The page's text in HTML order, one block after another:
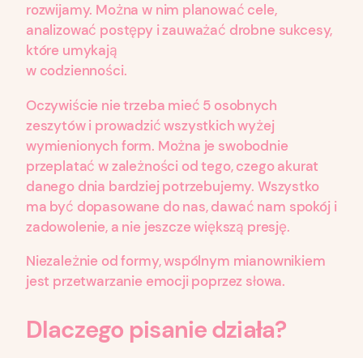
rozwijamy. Można w nim planować cele,
analizować postępy i zauważać drobne sukcesy,
które umykają
w codzienności.
Oczywiście nie trzeba mieć 5 osobnych
zeszytów i prowadzić wszystkich wyżej
wymienionych form. Można je swobodnie
przeplatać w zależności od tego, czego akurat
danego dnia bardziej potrzebujemy. Wszystko
ma być dopasowane do nas, dawać nam spokój i
zadowolenie, a nie jeszcze większą presję.
Niezależnie od formy, wspólnym mianownikiem
jest przetwarzanie emocji poprzez słowa.
Dlaczego pisanie działa?